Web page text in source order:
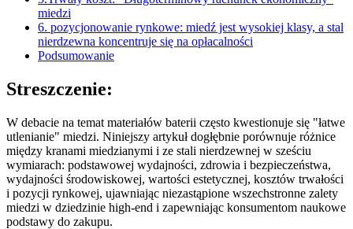
miedzi
6. pozycjonowanie rynkowe: miedź jest wysokiej klasy, a stal
nierdzewna koncentruje się na opłacalności
Podsumowanie
Streszczenie:
W debacie na temat materiałów baterii często kwestionuje się "łatwe
utlenianie" miedzi. Niniejszy artykuł dogłębnie porównuje różnice
między kranami miedzianymi i ze stali nierdzewnej w sześciu
wymiarach: podstawowej wydajności, zdrowia i bezpieczeństwa,
wydajności środowiskowej, wartości estetycznej, kosztów trwałości
i pozycji rynkowej, ujawniając niezastąpione wszechstronne zalety
miedzi w dziedzinie high-end i zapewniając konsumentom naukowe
podstawy do zakupu.